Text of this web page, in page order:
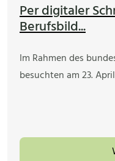
Per digitaler
Berufsbild...
Im Rahmen des
besuchten am 23.